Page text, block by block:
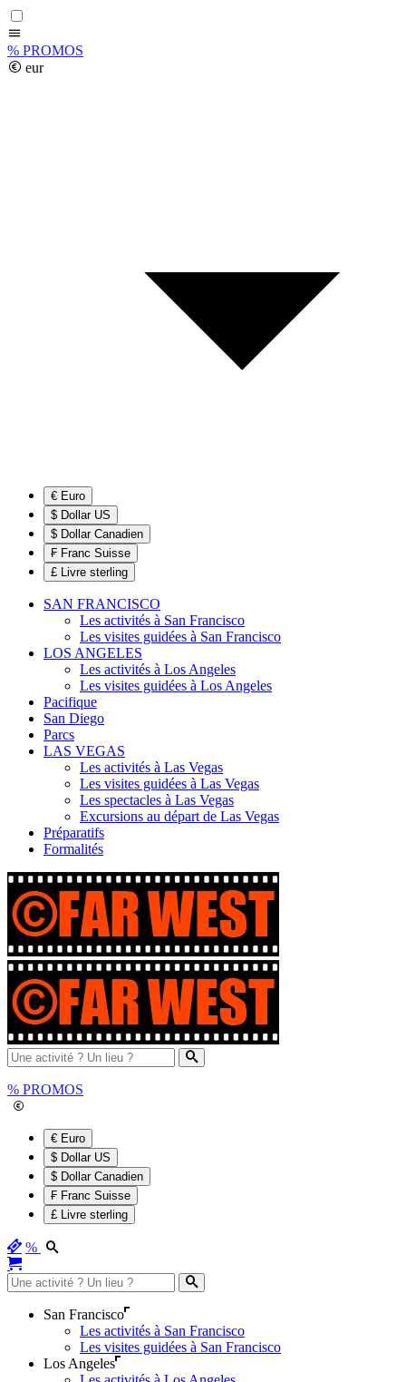
% PROMOS
eur
€ Euro
$ Dollar US
$ Dollar Canadien
₣ Franc Suisse
£ Livre sterling
SAN FRANCISCO
Les activités à San Francisco
Les visites guidées à San Francisco
LOS ANGELES
Les activités à Los Angeles
Les visites guidées à Los Angeles
Pacifique
San Diego
Parcs
LAS VEGAS
Les activités à Las Vegas
Les visites guidées à Las Vegas
Les spectacles à Las Vegas
Excursions au départ de Las Vegas
Préparatifs
Formalités
% PROMOS
€ Euro
$ Dollar US
$ Dollar Canadien
₣ Franc Suisse
£ Livre sterling
%
San Francisco
Les activités à San Francisco
Les visites guidées à San Francisco
Los Angeles